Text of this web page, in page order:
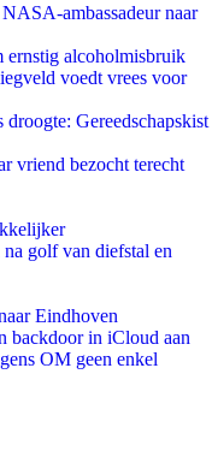
ambassadeur naar
ernstig alcoholmisbruik
voedt vrees voor
droogte: Gereedschapskist
vriend bezocht terecht
golf van diefstal en
Eindhoven
backdoor in iCloud aan
OM geen enkel